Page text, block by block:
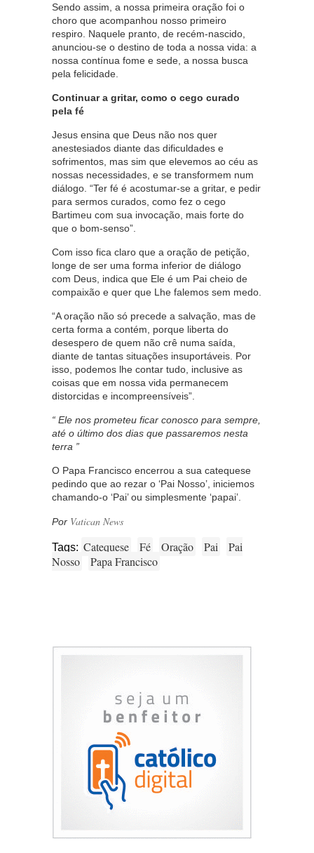
Sendo assim, a nossa primeira oração foi o
choro que acompanhou nosso primeiro
respiro. Naquele pranto, de recém-nascido,
anunciou-se o destino de toda a nossa vida: a
nossa contínua fome e sede, a nossa busca
pela felicidade.
Continuar a gritar, como o cego curado
pela fé
Jesus ensina que Deus não nos quer
anestesiados diante das dificuldades e
sofrimentos, mas sim que elevemos ao céu as
nossas necessidades, e se transformem num
diálogo. “Ter fé é acostumar-se a gritar, e pedir
para sermos curados, como fez o cego
Bartimeu com sua invocação, mais forte do
que o bom-senso”.
Com isso fica claro que a oração de petição,
longe de ser uma forma inferior de diálogo
com Deus, indica que Ele é um Pai cheio de
compaixão e quer que Lhe falemos sem medo.
“A oração não só precede a salvação, mas de
certa forma a contém, porque liberta do
desespero de quem não crê numa saída,
diante de tantas situações insuportáveis. Por
isso, podemos lhe contar tudo, inclusive as
coisas que em nossa vida permanecem
distorcidas e incompreensíveis”.
“ Ele nos prometeu ficar conosco para sempre,
até o último dos dias que passaremos nesta
terra ”
O Papa Francisco encerrou a sua catequese
pedindo que ao rezar o ‘Pai Nosso’, iniciemos
chamando-o ‘Pai’ ou simplesmente ‘papai’.
Por Vatican News
Tags: Catequese Fé Oração Pai
Pai
Nosso
Papa Francisco